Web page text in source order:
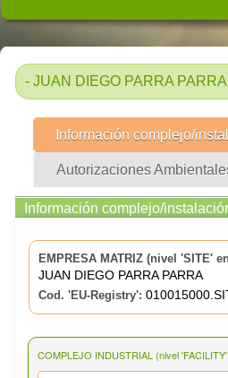
- JUAN DIEGO PARRA
Información complejo/
Autorizaciones
Información complejo/
EMPRESA MATRIZ (nivel 'SITE'
JUAN DIEGO PARRA PARRA
Cod. 'EU-Registry':
COMPLEJO INDUSTRIAL (nivel